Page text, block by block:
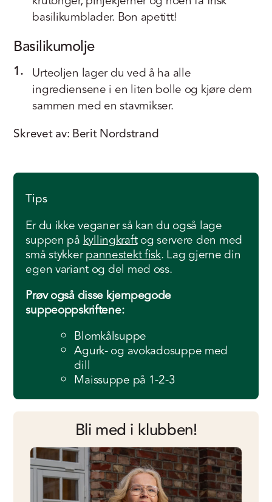
basilikumblader. Bon apetitt!
Basilikumolje
1. Urteoljen lager du ved å ha alle
ingrediensene i en liten bolle og kjøre dem
sammen med en stavmikser.
Skrevet av: Berit Nordstrand
Tips
Er du ikke veganer så kan du også lage
suppen påkyllingkraftog servere den med
små stykkerpannestekt fisk. Lag gjerne din
egen variant og del med oss.
Prøv også disse kjempegode
suppeoppskriftene:
Blomkålsuppe
Agurk- og avokadosuppe med
dill
Maissuppe på 1-2-3
Bli med i klubben!